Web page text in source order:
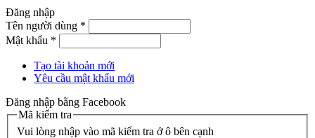
Đăng nhập
Tên người dùng *
Mật khẩu *
Tạo tài khoản mới
Yêu cầu mật khẩu mới
Đăng nhập bằng Facebook
Mã kiểm tra
Vui lòng nhập vào mã kiểm tra ở ô bên cạnh